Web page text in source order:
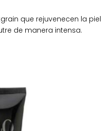
que rejuvenecen la
de manera intensa.